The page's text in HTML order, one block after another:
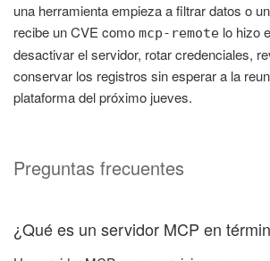
una herramienta empieza a filtrar datos o
recibe un CVE como mcp-remote lo hizo
desactivar el servidor, rotar credenciales,
conservar los registros sin esperar a la
plataforma del próximo jueves.
Preguntas frecuentes
¿Qué es un servidor MCP en